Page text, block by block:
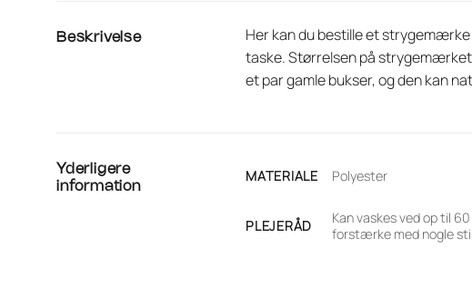
Beskrivelse
Her kan du bestille et
taske. Størrelsen på
et par gamle bukser, og den kan
Yderligere
information
MATERIALE Polyester
PLEJERÅD
Kan vaskes ved op til
forstærke med nogle